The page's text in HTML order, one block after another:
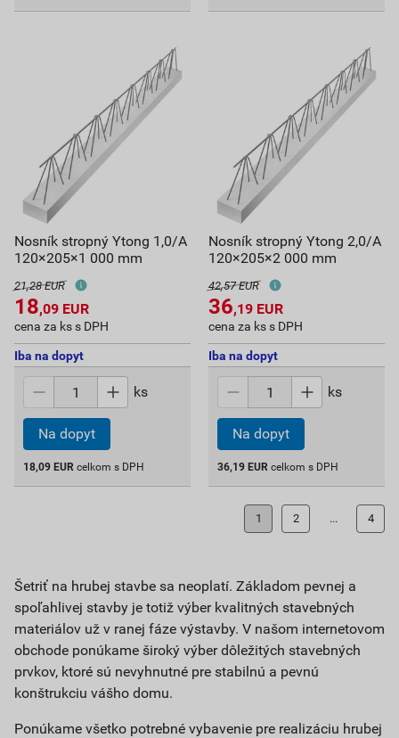
Nosník stropný Ytong 1,0/A
120×205×1 000 mm
21,28 EUR
18,09 EUR
cena za ks s DPH
Iba na dopyt
ks
Na dopyt
18,09 EUR celkom s DPH
Nosník stropný Ytong 2,0/A
120×205×2 000 mm
42,57 EUR
36,19 EUR
cena za ks s DPH
Iba na dopyt
ks
Na dopyt
36,19 EUR celkom s DPH
1 2 ... 4
Šetriť na hrubej stavbe sa neoplatí. Základom pevnej a
spoľahlivej stavby je totiž výber kvalitných stavebných
materiálov už v ranej fáze výstavby. V našom internetovom
obchode ponúkame široký výber dôležitých stavebných
prvkov, ktoré sú nevyhnutné pre stabilnú a pevnú
konštrukciu vášho domu.
Ponúkame všetko potrebné vybavenie pre realizáciu hrubej